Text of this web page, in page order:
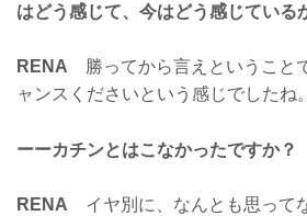
はどう感じて、今はどう感じている
RENA 勝ってから言えということ
ャンスくださいという感じでしたね。
ーーカチンとはこなかったですか？
RENA イヤ別に、なんとも思って